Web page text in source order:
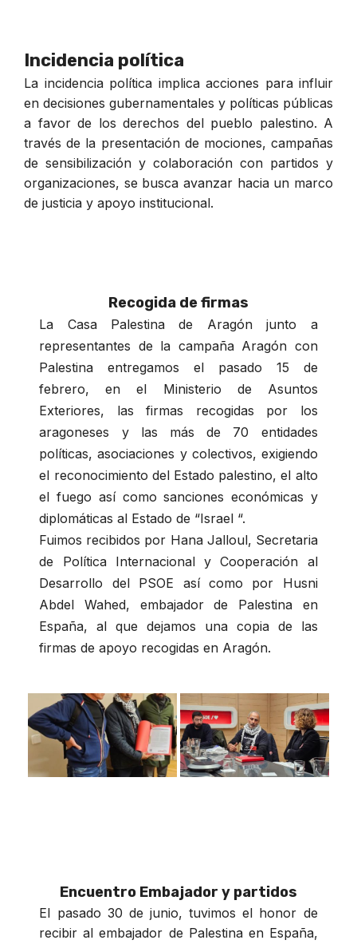
Incidencia política
La incidencia política implica acciones para influir
en decisiones gubernamentales y políticas públicas
a favor de los derechos del pueblo palestino. A
través de la presentación de mociones, campañas
de sensibilización y colaboración con partidos y
organizaciones, se busca avanzar hacia un marco
de justicia y apoyo institucional.
Recogida de firmas
La Casa Palestina de Aragón junto a
representantes de la campaña Aragón con
Palestina entregamos el pasado 15 de
febrero, en el Ministerio de Asuntos
Exteriores, las firmas recogidas por los
aragoneses y las más de 70 entidades
políticas, asociaciones y colectivos, exigiendo
el reconocimiento del Estado palestino, el alto
el fuego así como sanciones económicas y
diplomáticas al Estado de “Israel “.
Fuimos recibidos por Hana Jalloul, Secretaria
de Política Internacional y Cooperación al
Desarrollo del PSOE así como por Husni
Abdel Wahed, embajador de Palestina en
España, al que dejamos una copia de las
firmas de apoyo recogidas en Aragón.
Encuentro Embajador y partidos
El pasado 30 de junio, tuvimos el honor de
recibir al embajador de Palestina en España,